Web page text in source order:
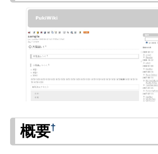
概要†